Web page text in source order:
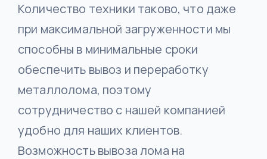
Количество техники таково, что даже
при максимальной загруженности мы
способны в минимальные сроки
обеспечить вывоз и переработку
металлолома, поэтому
сотрудничество с нашей компанией
удобно для наших клиентов.
Возможность вывоза лома на